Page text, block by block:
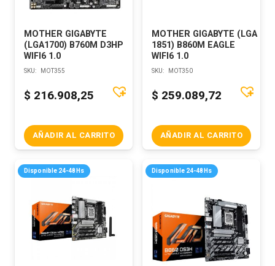
MOTHER GIGABYTE
(LGA1700) B760M D3HP
WIFI6 1.0
SKU: MOT355
$ 216.908,25
AÑADIR AL CARRITO
MOTHER GIGABYTE (LGA
1851) B860M EAGLE
WIFI6 1.0
SKU: MOT350
$ 259.089,72
AÑADIR AL CARRITO
Disponible 24-48Hs Disponible 24-48Hs